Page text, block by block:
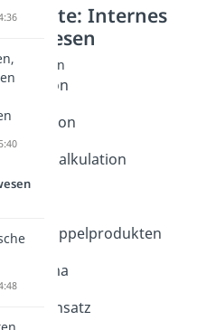
Inhalte: Internes
von Kuppelprodukten